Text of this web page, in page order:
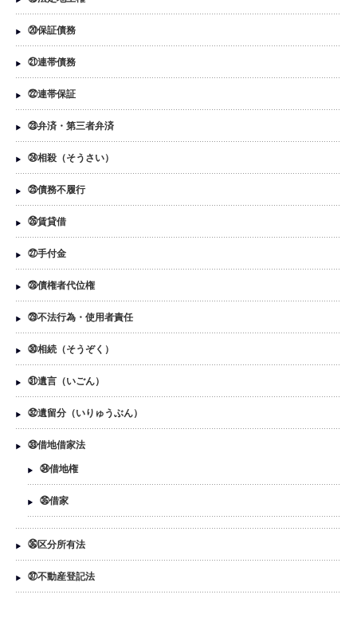
⑳保証債務
㉑連帯債務
㉒連帯保証
㉓弁済・第三者弁済
㉔相殺（そうさい）
㉕債務不履行
㉖賃貸借
㉗手付金
㉘債権者代位権
㉙不法行為・使用者責任
㉚相続（そうぞく）
㉛遺言（いごん）
㉜遺留分（いりゅうぶん）
㉝借地借家法
㉞借地権
㉟借家
㊱区分所有法
㊲不動産登記法